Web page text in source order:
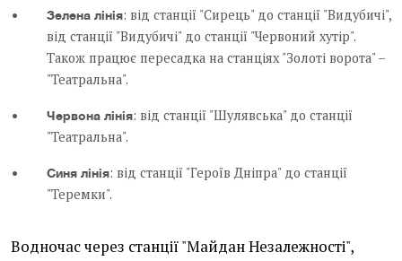
Зелена лінія: від станції "Сирець" до станції "Видубичі",
від станції "Видубичі" до станції "Червоний хутір".
Також працює пересадка на станціях "Золоті ворота" –
"Театральна".
Червона лінія: від станції "Шулявська" до станції
"Театральна".
Синя лінія: від станції "Героїв Дніпра" до станції
"Теремки".
Водночас через станції "Майдан Незалежності",